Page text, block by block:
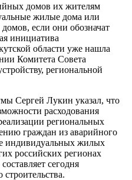
домов их жителям
жилые дома или
если они обозначат
инициатива
области уже нашла
Комитета Совета
региональной
Сергей Лукин указал, что
расходования
региональных
граждан из аварийного
индивидуальных жилых
российских регионах
сегодня